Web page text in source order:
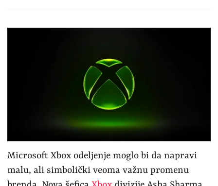
Microsoft Xbox odeljenje moglo bi da napravi
malu, ali simbolički veoma važnu promenu